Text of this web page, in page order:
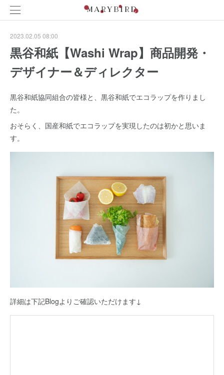
2023.02.05 08:00
黒谷和紙【Washi Wrap】商品開発・
デザイナー＆ディレクター
黒谷和紙協同組合の皆様と、黒谷和紙でエコラップを作りまし
た。
おそらく、国産和紙でエコラップを実現したのは初かと思いま
す。
詳細は下記Blogよりご確認いただけます↓